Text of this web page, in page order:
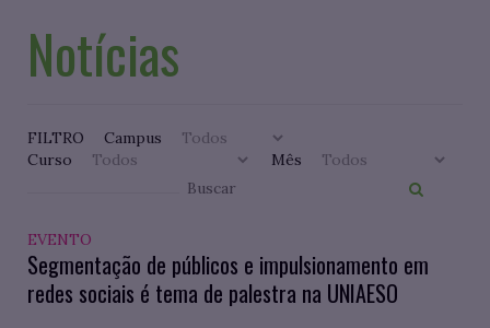
Notícias
FILTRO
Campus
Curso
Mês
EVENTO
Segmentação de públicos e impulsionamento em
redes sociais é tema de palestra na UNIAESO